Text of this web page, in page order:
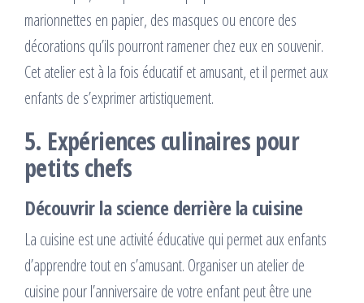
marionnettes en papier, des masques ou encore des
décorations qu’ils pourront ramener chez eux en souvenir.
Cet atelier est à la fois éducatif et amusant, et il permet aux
enfants de s’exprimer artistiquement.
5. Expériences culinaires pour
petits chefs
Découvrir la science derrière la cuisine
La cuisine est une activité éducative qui permet aux enfants
d’apprendre tout en s’amusant. Organiser un atelier de
cuisine pour l’anniversaire de votre enfant peut être une